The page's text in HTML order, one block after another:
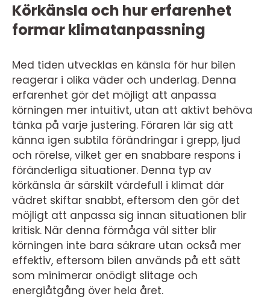
Körkänsla och hur erfarenhet
formar klimatanpassning
Med tiden utvecklas en känsla för hur bilen
reagerar i olika väder och underlag. Denna
erfarenhet gör det möjligt att anpassa
körningen mer intuitivt, utan att aktivt behöva
tänka på varje justering. Föraren lär sig att
känna igen subtila förändringar i grepp, ljud
och rörelse, vilket ger en snabbare respons i
föränderliga situationer. Denna typ av
körkänsla är särskilt värdefull i klimat där
vädret skiftar snabbt, eftersom den gör det
möjligt att anpassa sig innan situationen blir
kritisk. När denna förmåga väl sitter blir
körningen inte bara säkrare utan också mer
effektiv, eftersom bilen används på ett sätt
som minimerar onödigt slitage och
energiåtgång över hela året.